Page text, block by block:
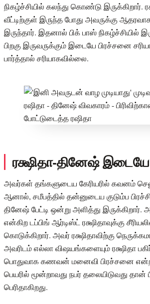
நிகழ்ச்சியில் கலந்து கொண்டு இருக்கிறார்.
வீட்டிற்குள் இருந்த போது அவருக்கு
இருந்தார். இதனால் பிக் பாஸ் நிகழ்ச்சியில்
பிறகு இருவருக்கும் இடையே பிரச்சனை
பார்த்தால் சரியாகவில்லை.
ரக்ஷிதா-தினேஷ்
அவர்கள் தங்களுடைய கேரியரில் கவனம்
ஆனால், சமீபத்தில் தன்னுடைய குடும்ப
தினேஷ் பேட்டி ஒன்று அளித்து இருக்கிறார்.
என்கிற டப்பிங் ஆர்டிஸ்ட் ரக்ஷிதாவுக்கு
கொடுக்கிறார். அவர் ரக்ஷிதாவிற்கு
அவரிடம் எல்லா விஷயங்களையும் ரக்ஷிதா
பொதுவாக கணவன் மனைவி பிரச்சனை
பெயரில் மூன்றாவது நபர் தலையிடுவது தான்
பெரிதாகிறது.